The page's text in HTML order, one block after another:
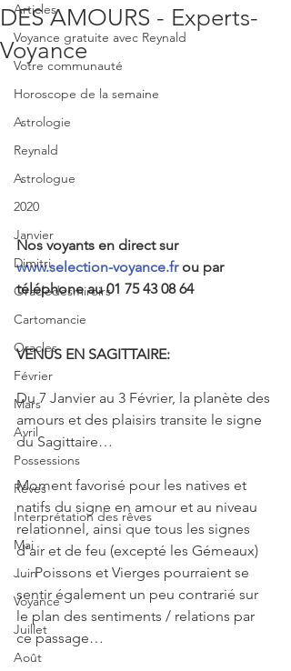
Articles
Voyance gratuite avec Reynald
Votre communauté
Horoscope de la semaine
Astrologie
Reynald
Astrologue
2020
Janvier
Dimitri
Oracledesmiroirs
Cartomancie
Oracles
Février
Mars
Avril
Possessions
Rêves
Interprétation des rêves
Mai
Juin
Voyance
Juillet
Août
DES AMOURS - Experts-
Voyance
Nos voyants en direct sur
www.selection-voyance.fr ou par
téléphone au 01 75 43 08 64
VENUS EN SAGITTAIRE:
Du 7 Janvier au 3 Février, la planète des
amours et des plaisirs transite le signe
du Sagittaire…
Moment favorisé pour les natives et
natifs du signe en amour et au niveau
relationnel, ainsi que tous les signes
d’air et de feu (excepté les Gémeaux)
… Poissons et Vierges pourraient se
sentir également un peu contrarié sur
le plan des sentiments / relations par
ce passage…